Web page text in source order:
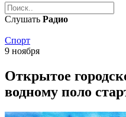
Слушать Радио
Спорт
9 ноября
Открытое
водному поло